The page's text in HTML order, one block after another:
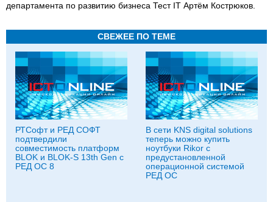
департамента по развитию бизнеса Тест IT Артём Кострюков.
СВЕЖЕЕ ПО ТЕМЕ
РТСофт и РЕД СОФТ
подтвердили
совместимость платформ
BLOK и BLOK-S 13th Gen с
РЕД ОС 8
В сети KNS digital solutions
теперь можно купить
ноутбуки Rikor с
предустановленной
операционной системой
РЕД ОС